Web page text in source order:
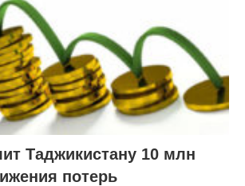
Таджикистану 10 млн
потерь